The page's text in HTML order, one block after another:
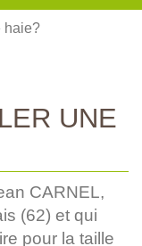
haie?
UNE
CARNEL,
(62) et qui
pour la taille